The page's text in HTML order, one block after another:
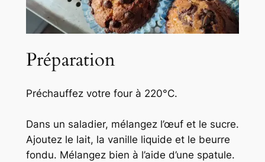
Préparation
Préchauffez votre four à 220°C.
Dans un saladier, mélangez l’œuf et le sucre.
Ajoutez le lait, la vanille liquide et le beurre
fondu. Mélangez bien à l’aide d’une spatule.